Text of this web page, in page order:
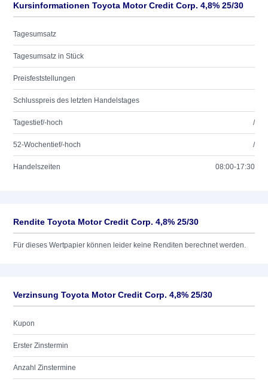
Kursinformationen Toyota Motor Credit Corp. 4,8% 25/30
Tagesumsatz
Tagesumsatz in Stück
Preisfeststellungen
Schlusspreis des letzten Handelstages
Tagestief/-hoch /
52-Wochentief/-hoch /
Handelszeiten 08:00-17:30
Rendite Toyota Motor Credit Corp. 4,8% 25/30
Für dieses Wertpapier können leider keine Renditen berechnet werden.
Verzinsung Toyota Motor Credit Corp. 4,8% 25/30
Kupon
Erster Zinstermin
Anzahl Zinstermine